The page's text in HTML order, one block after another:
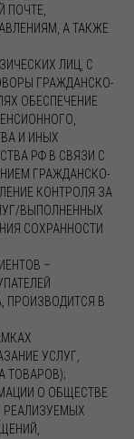
ПОЧТЕ,
А ТАКЖЕ
ЛИЦ, С
ГРАЖДАНСКО-
ОБЕСПЕЧЕНИЕ
И ИНЫХ
РФ В СВЯЗИ С
ГРАЖДАНСКО-
КОНТРОЛЯ ЗА
ВЫПОЛНЕННЫХ
СОХРАННОСТИ
–
ПРОИЗВОДИТСЯ В
УСЛУГ,
ТОВАРОВ);
О ОБЩЕСТВЕ
РЕАЛИЗУЕМЫХ